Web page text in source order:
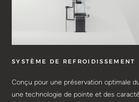
SYSTÈME DE REFROIDISSEMENT
Conçu pour une préservation optimale
une technologie de pointe et des